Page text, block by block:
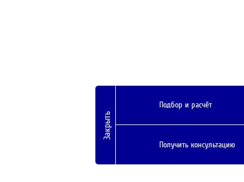
Закрыть
Подбор и расчёт
Получить консультацию